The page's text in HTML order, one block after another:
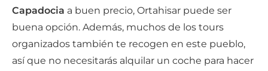
Capadocia a buen precio, Ortahisar puede ser
buena opción. Además, muchos de los tours
organizados también te recogen en este pueblo,
así que no necesitarás alquilar un coche para hacer